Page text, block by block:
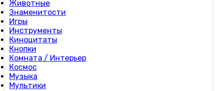
Животные
Знаменитости
Игры
Инструменты
Киноцитаты
Кнопки
Комната / Интерьер
Космос
Музыка
Мультики